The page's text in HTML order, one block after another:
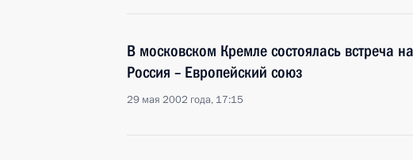
В московском Кремле состоялась встреча
Россия – Европейский союз
29 мая 2002 года, 17:15